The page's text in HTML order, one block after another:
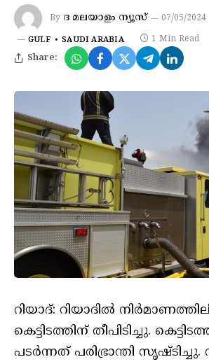
By ദ മലയാളം ന്യൂസ് 07/05/2024
GULF SAUDI ARABIA 1 Min Read
Share:
റിയാദ്: റിയാദിൽ
കെട്ടിടത്തിന് തീപിടിച്ചു.
പടർന്നത് പരിഭ്രാന്തി സൃഷ്ടിച്ചു.